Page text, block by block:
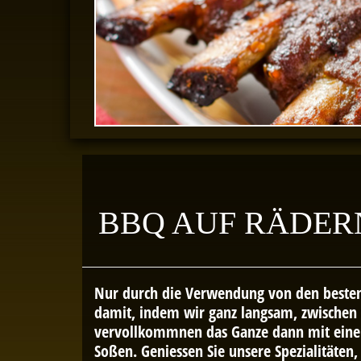
FLEISCH AUS DER
REGION
BBQ AUF
Nur durch die Verwendung von den
damit, indem wir ganz langsam,
vervollkommnen das Ganze dann mit
Soßen. Geniessen Sie unsere